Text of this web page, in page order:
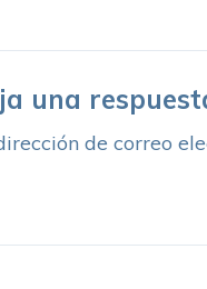
una
de correo